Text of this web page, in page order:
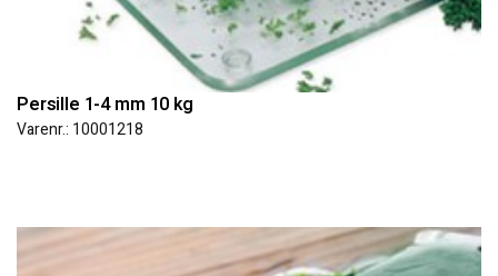
Persille 1-4 mm 10 kg
Varenr.: 10001218